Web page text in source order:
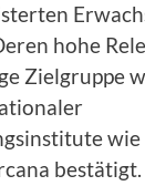
hohe
Zielgruppe
wie